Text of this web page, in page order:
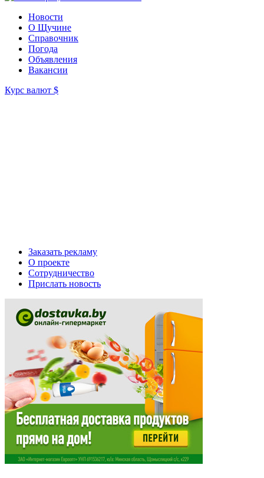
Новости
О Щучине
Справочник
Погода
Объявления
Вакансии
Курс валют $
Заказать рекламу
О проекте
Сотрудничество
Прислать новость